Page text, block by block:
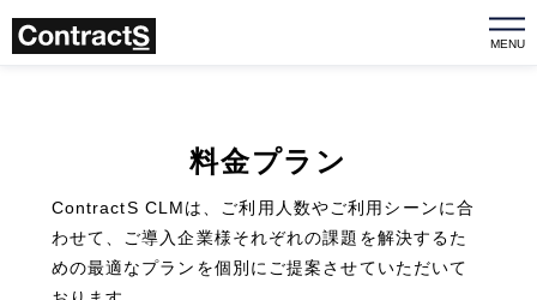
MENU
料金プラン
ContractS CLMは、ご利用人数やご利用シーンに合
わせて、
ご導入企業様それぞれの課題を解決するた
めの最適なプランを個別にご提案させていただいて